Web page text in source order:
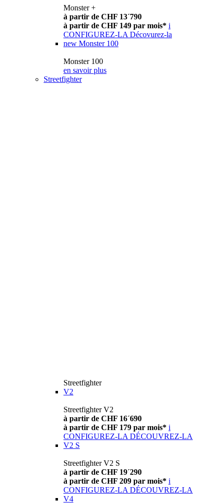
Monster +
à partir de CHF 13´790
à partir de CHF 149 par mois* i
CONFIGUREZ-LA Décovurez-la
new Monster 100
Monster 100
en savoir plus
Streetfighter
Streetfighter
V2
Streetfighter V2
à partir de CHF 16´690
à partir de CHF 179 par mois* i
CONFIGUREZ-LA DÉCOUVREZ-LA
V2 S
Streetfighter V2 S
à partir de CHF 19´290
à partir de CHF 209 par mois* i
CONFIGUREZ-LA DÉCOUVREZ-LA
V4